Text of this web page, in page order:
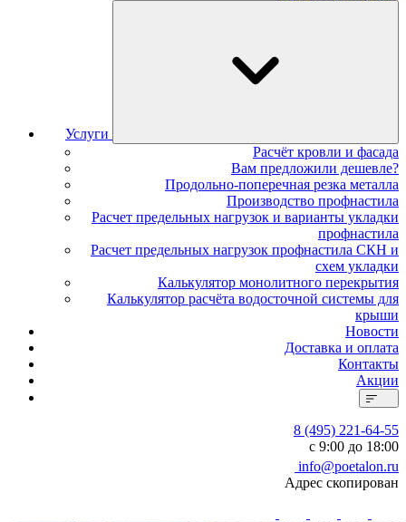
Услуги
Расчёт кровли и фасада
Вам предложили дешевле?
Продольно-поперечная резка металла
Производство профнастила
Расчет предельных нагрузок и варианты укладки
профнастила
Расчет предельных нагрузок профнастила СКН и
схем укладки
Калькулятор монолитного перекрытия
Калькулятор расчёта водосточной системы для
крыши
Новости
Доставка и оплата
Контакты
Акции
8 (495) 221-64-55
с 9:00 до 18:00
info@poetalon.ru
Адрес скопирован